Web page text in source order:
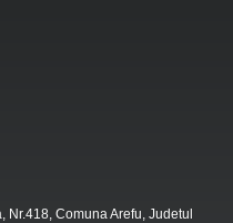
Nr.418, Comuna Arefu, Judetul